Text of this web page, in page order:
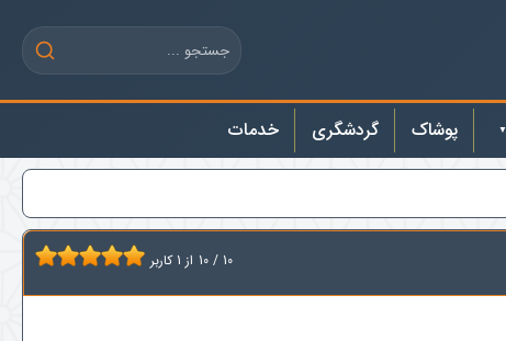
پوشاک گردشگری خدمات
10 / 10 از 1 کاربر